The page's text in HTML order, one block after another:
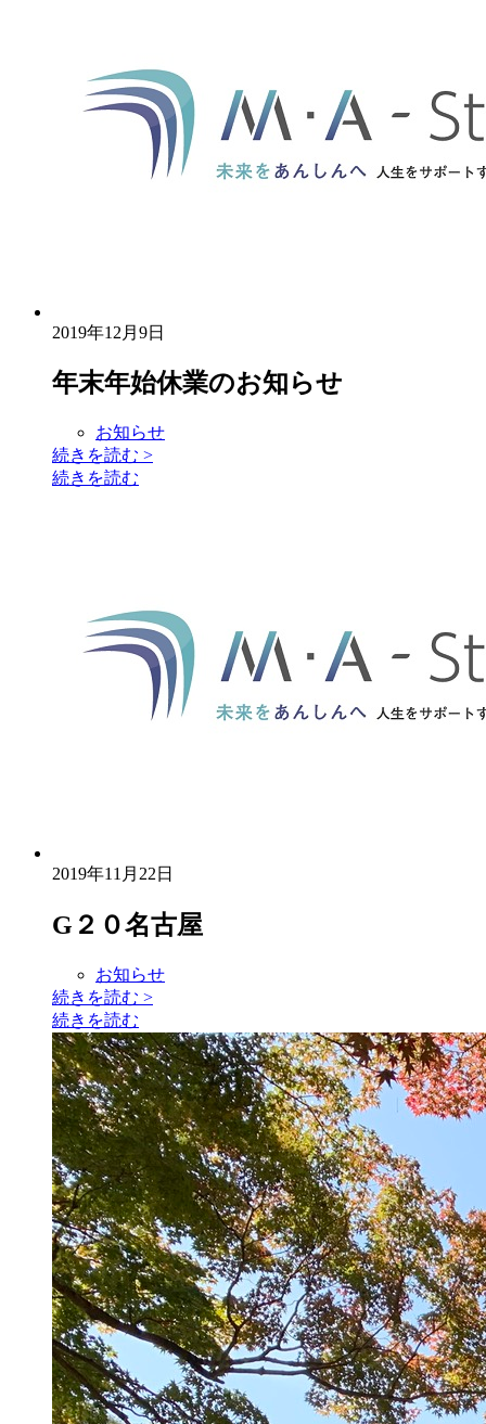
2019年12月9日
年末年始休業のお知らせ
お知らせ
続きを読む >
続きを読む
2019年11月22日
G２０名古屋
お知らせ
続きを読む >
続きを読む